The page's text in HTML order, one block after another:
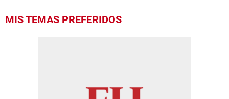
MIS TEMAS PREFERIDOS